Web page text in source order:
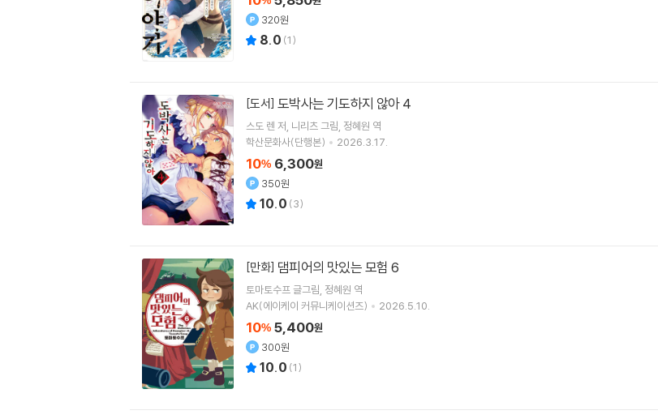
320원
8.0 (1)
[도서] 도박사는 기도하지 않아 4
스도 렌 저 니리츠 그림 정혜원 역
학산문화사(단행본)
2026.3.17.
10% 6,300원
350원
10.0 (3)
[만화] 댐피어의 맛있는 모험 6
토마토수프 글그림 정혜원 역
AK(에이케이 커뮤니케이션즈)
2026.5.10.
10% 5,400원
300원
10.0 (1)